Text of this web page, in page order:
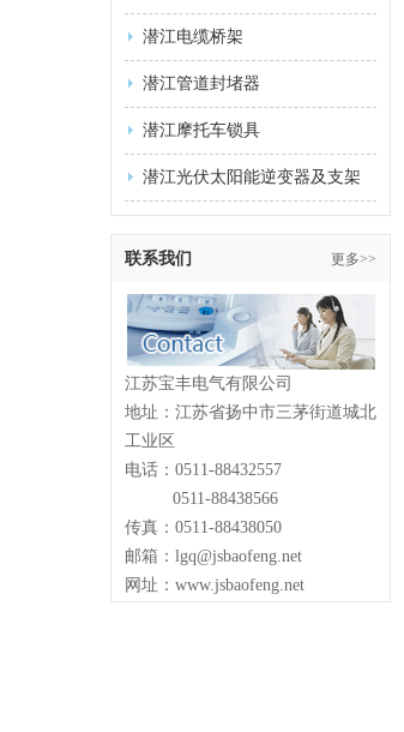
潜江电缆桥架
潜江管道封堵器
潜江摩托车锁具
潜江光伏太阳能逆变器及支架
联系我们 更多>>
江苏宝丰电气有限公司
地址：江苏省扬中市三茅街道城北
工业区
电话：0511-88432557
0511-88438566
传真：0511-88438050
邮箱：lgq@jsbaofeng.net
网址：www.jsbaofeng.net